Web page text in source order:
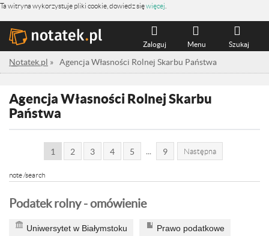
Ta witryna wykorzystuje pliki cookie, dowiedz sięwięcej
Szukaj
Menu
Zaloguj
Notatek.pl » Agencja Własności Rolnej Skarbu Państwa
Agencja Własności Rolnej Skarbu
Państwa
1 2 3 4 5 9 Następna
note /search
Podatek rolny - omówienie
Uniwersytet w Białymstoku Prawo podatkowe